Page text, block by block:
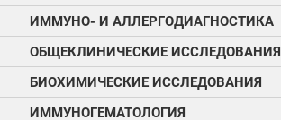
ИММУНО- И АЛЛЕРГОДИАГНОСТИКА
ОБЩЕКЛИНИЧЕСКИЕ ИССЛЕДОВАНИЯ
БИОХИМИЧЕСКИЕ ИССЛЕДОВАНИЯ
ИММУНОГЕМАТОЛОГИЯ